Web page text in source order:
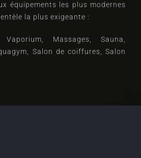
équipements les plus modernes
la plus exigeante :
Massages, Sauna,
Salon de coiffures, Salon
Chercher